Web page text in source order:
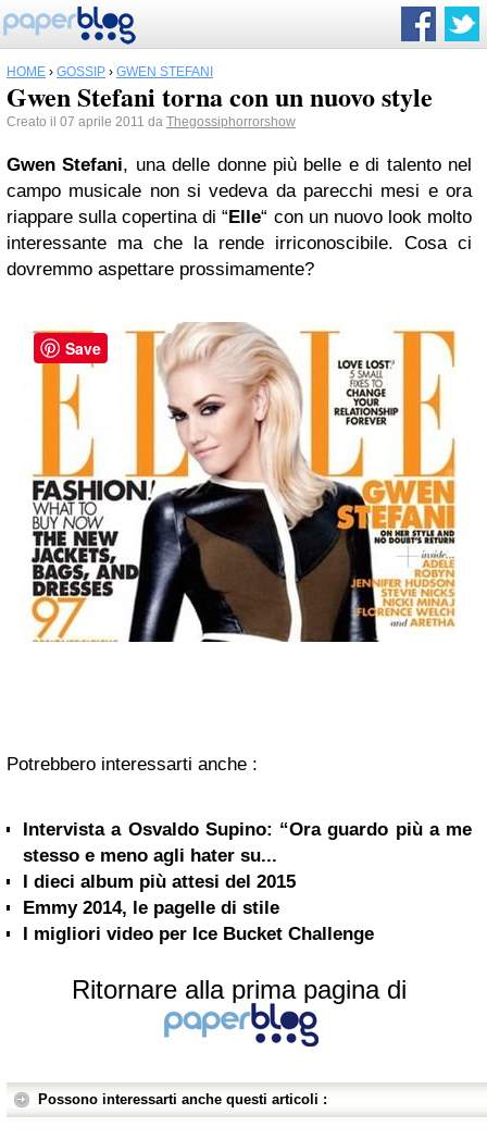
HOME › GOSSIP › GWEN STEFANI
Gwen Stefani torna con un nuovo style
Creato il 07 aprile 2011 da Thegossiphorrorshow
Gwen Stefani, una delle donne più belle e di talento nel
campo musicale non si vedeva da parecchi mesi e ora
riappare sulla copertina di “Elle“ con un nuovo look molto
interessante ma che la rende irriconoscibile. Cosa ci
dovremmo aspettare prossimamente?
Potrebbero interessarti anche :
Intervista a Osvaldo Supino: “Ora guardo più a me
stesso e meno agli hater su...
I dieci album più attesi del 2015
Emmy 2014, le pagelle di stile
I migliori video per Ice Bucket Challenge
Ritornare alla prima pagina di
Possono interessarti anche questi articoli :
Save